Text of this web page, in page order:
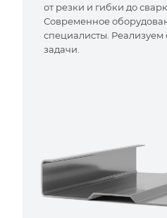
от резки и гибки до
Современное
специалисты.
задачи.